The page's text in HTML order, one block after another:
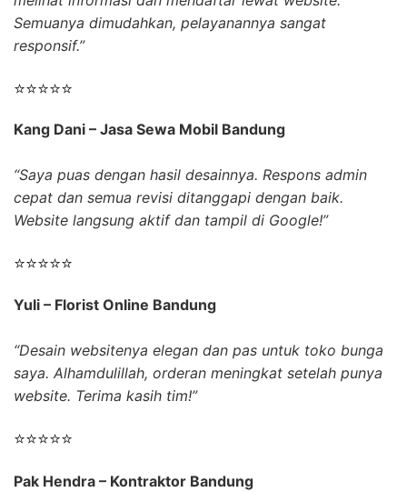
Semuanya dimudahkan, pelayanannya sangat
responsif.”
⭐⭐⭐⭐⭐
Kang Dani – Jasa Sewa Mobil Bandung
“Saya puas dengan hasil desainnya. Respons admin
cepat dan semua revisi ditanggapi dengan baik.
Website langsung aktif dan tampil di Google!”
⭐⭐⭐⭐⭐
Yuli – Florist Online Bandung
“Desain websitenya elegan dan pas untuk toko bunga
saya. Alhamdulillah, orderan meningkat setelah punya
website. Terima kasih tim!”
⭐⭐⭐⭐⭐
Pak Hendra – Kontraktor Bandung